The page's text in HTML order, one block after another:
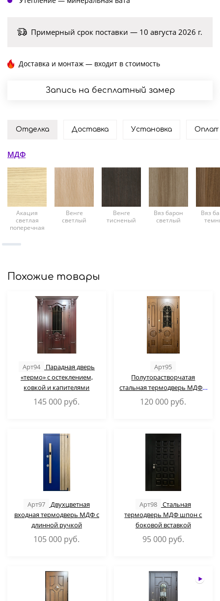
Примерный срок поставки — 10 августа 2026 г.
Доставка и монтаж — входит в стоимость
Запись на бесплатный замер
Отделка Доставка Установка
МДФ
Акация
светлая
поперечная
Венге
светлый
Венге
тисненый
Вяз барон
светлый
Вяз
Похожие товары
Арт94
Парадная дверь
«термо» с остеклением,
ковкой и капителями
145 000 руб.
Арт95
Полуторастворчатая
стальная термодверь МДФ с
ковкой и стеклопакетом
120 000 руб.
Арт97
Двухцветная
входная термодверь МДФ с
длинной ручкой
105 000 руб.
Арт98
Стальная
термодверь МДФ шпон с
боковой вставкой
95 000 руб.